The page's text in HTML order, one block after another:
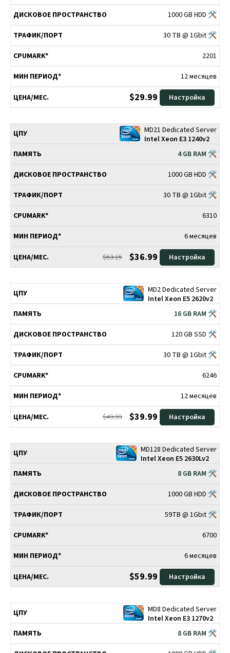
1000 GB HDD 🛠
30 TB @ 1Gbit 🛠
2201
12 месяцев
$29.99 Настройка
MD21 Dedicated Server
Intel Xeon E3 1240v2
4 GB RAM 🛠
1000 GB HDD 🛠
30 TB @ 1Gbit 🛠
6310
6 месяцев
$53.15 $36.99 Настройка
MD2 Dedicated Server
Intel Xeon E5 2620v2
16 GB RAM 🛠
120 GB SSD 🛠
30 TB @ 1Gbit 🛠
6246
12 месяцев
$49.99 $39.99 Настройка
MD128 Dedicated Server
Intel Xeon E5 2630Lv2
8 GB RAM 🛠
1000 GB HDD 🛠
59TB @ 1Gbit 🛠
6700
6 месяцев
$59.99 Настройка
MD8 Dedicated Server
Intel Xeon E3 1270v2
8 GB RAM 🛠